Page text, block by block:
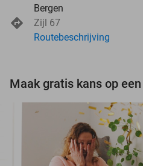
Bergen
Zijl 67
Routebeschrijving